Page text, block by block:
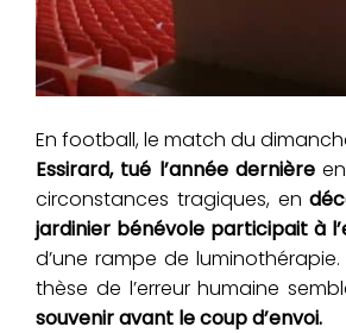
En football, le match du
Essirard, tué l’année dernièreen
circonstances tragiques, en
jardinier bénévole participait à
d’une rampe de
thèse de l’erreur humaine
souvenir avant le coup d’envoi.